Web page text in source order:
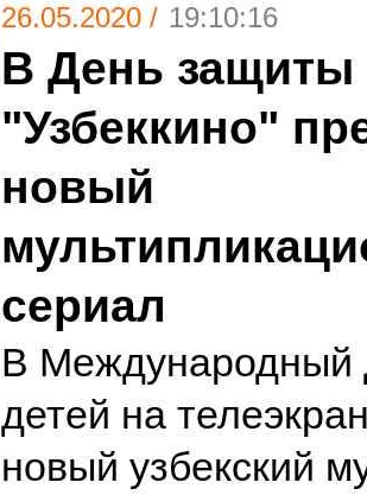
26.05.2020 / 19:10:16
В День защиты
"Узбеккино"
новый
сериал
В Международный
детей на
новый узбекский